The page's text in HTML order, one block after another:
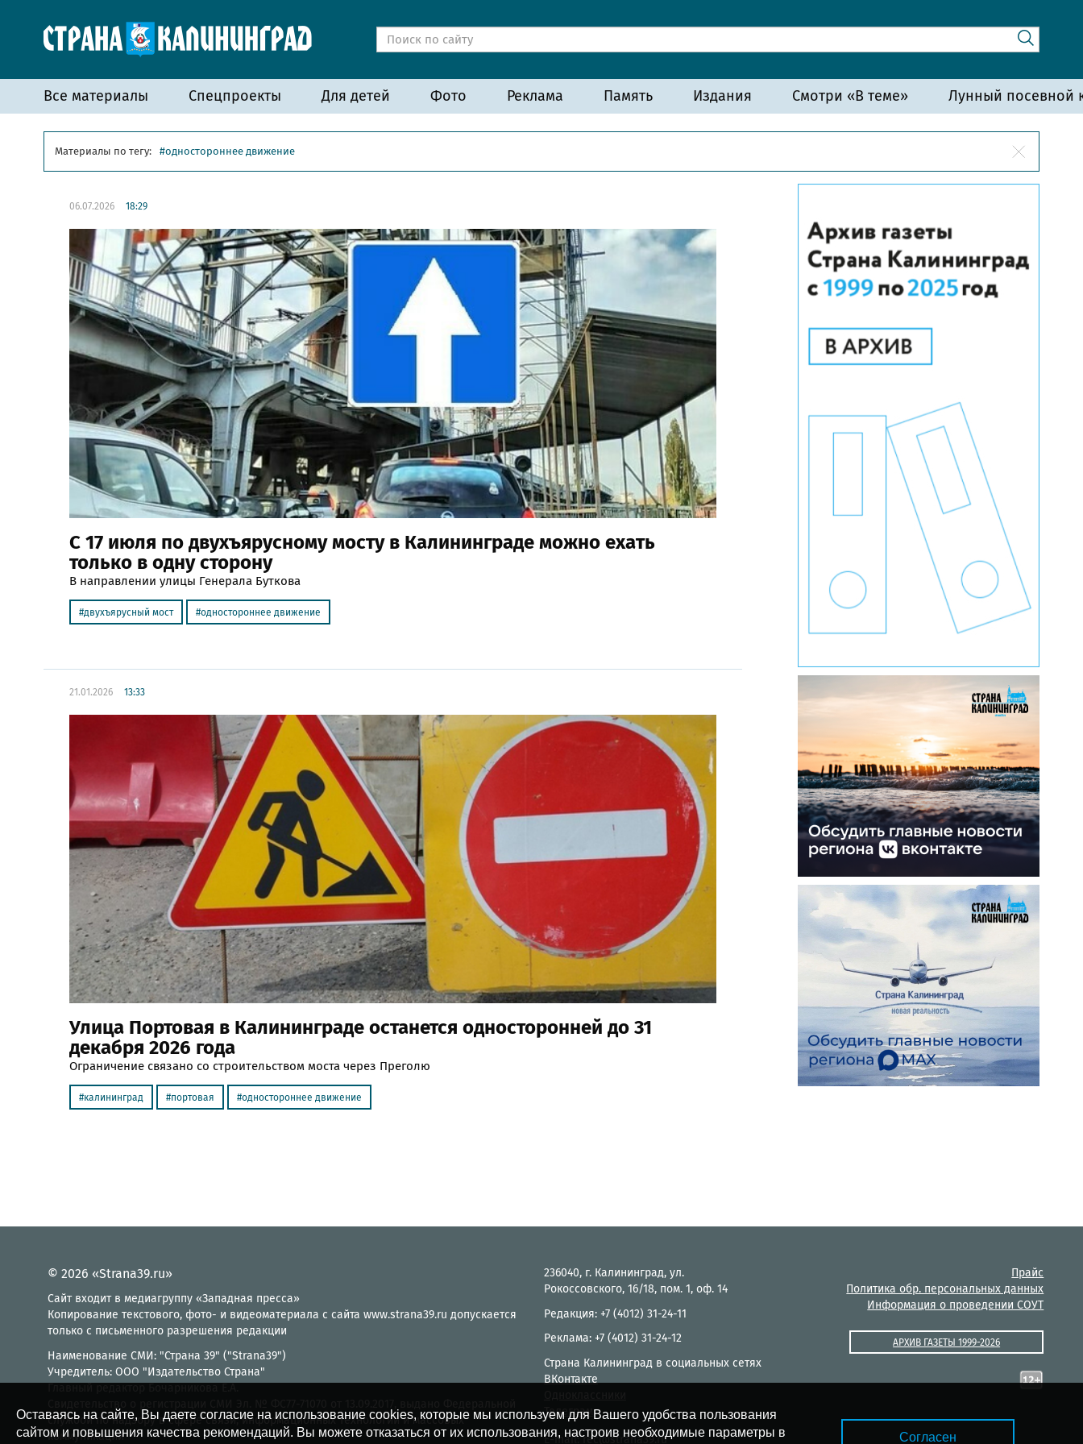
Все материалы Спецпроекты Для детей Фото Реклама Память Издания Смотри «В теме» Лунный посевной
Материалы по тегу: одностороннее движение
06.07.2026 18:29
С 17 июля по двухъярусному мосту в Калининграде можно ехать
только в одну сторону
В направлении улицы Генерала Буткова
двухъярусный мост одностороннее движение
21.01.2026 13:33
Улица Портовая в Калининграде останется односторонней до 31
декабря 2026 года
Ограничение связано со строительством моста через Преголю
калининград портовая одностороннее движение
© 2026 «Strana39.ru»
Сайт входит в медиагруппу «Западная пресса»
Копирование текстового, фото- и видеоматериала с сайта www.strana39.ru допускается
только с письменного разрешения редакции
Наименование СМИ: "Страна 39" ("Strana39")
Учредитель: ООО "Издательство Страна"
службой по надзору в сфере связи, информационных технологий и массовых
коммуникаций
236040, г. Калининград, ул.
Рокоссовского, 16/18, пом. 1, оф. 14
Редакция: +7 (4012) 31-24-11
Реклама: +7 (4012) 31-24-12
Страна Калининград в социальных сетях
ВКонтакте
Телеграм
E-mail:rec@strana39.ru
Оставаясь на сайте, Вы даете согласие на использование cookies, которые мы используем для Вашего удобства пользования
сайтом и повышения качества рекомендаций. Вы можете отказаться от их использования, настроив необходимые параметры в
Согласен
Прайс
Политика обр. персональных данных
Информация о проведении СОУТ
АРХИВ ГАЗЕТЫ 1999-2026